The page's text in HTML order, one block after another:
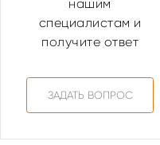
нашим
специалистам и
получите ответ
ЗАДАТЬ ВОПРОС